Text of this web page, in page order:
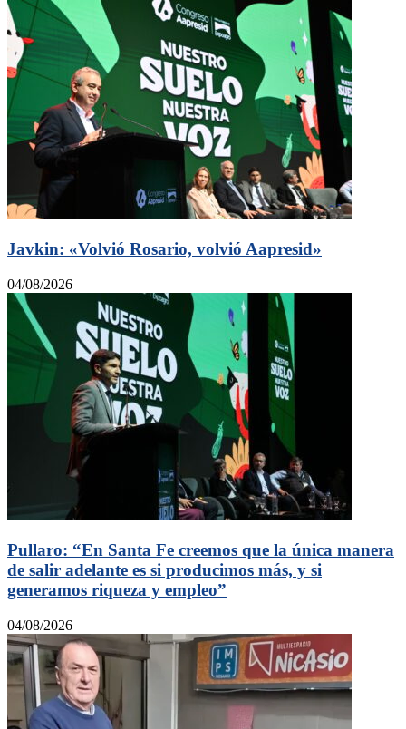
Javkin: «Volvió Rosario, volvió Aapresid»
04/08/2026
Pullaro: “En Santa Fe creemos que la única manera
de salir adelante es si producimos más, y si
generamos riqueza y empleo”
04/08/2026